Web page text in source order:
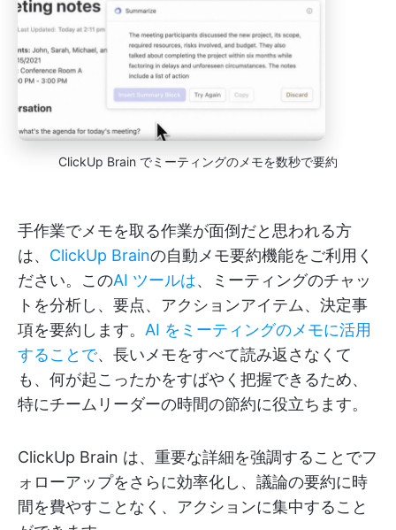
ClickUp Brain でミーティングのメモを数秒で要約
手作業でメモを取る作業が面倒だと思われる方
は、 ClickUp Brainの自動メモ要約機能をご利用く
ださい。このAI ツールは、ミーティングのチャッ
トを分析し、要点、アクションアイテム、決定事
項を要約します。 AI をミーティングのメモに活用
することで、長いメモをすべて読み返さなくて
も、何が起こったかをすばやく把握できるため、
特にチームリーダーの時間の節約に役立ちます。
ClickUp Brain は、重要な詳細を強調することでフ
ォローアップをさらに効率化し、議論の要約に時
間を費やすことなく、アクションに集中すること